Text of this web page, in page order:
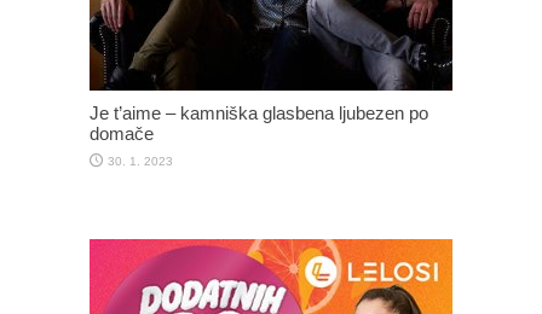
Je t’aime – kamniška glasbena ljubezen po
domače
30. 1. 2023